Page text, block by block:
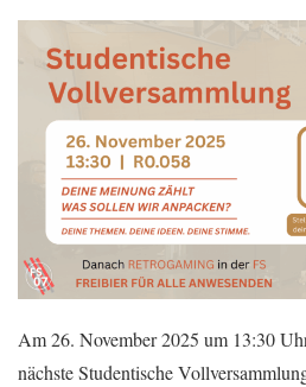
Am 26. November 2025 um 13:30
nächste Studentische